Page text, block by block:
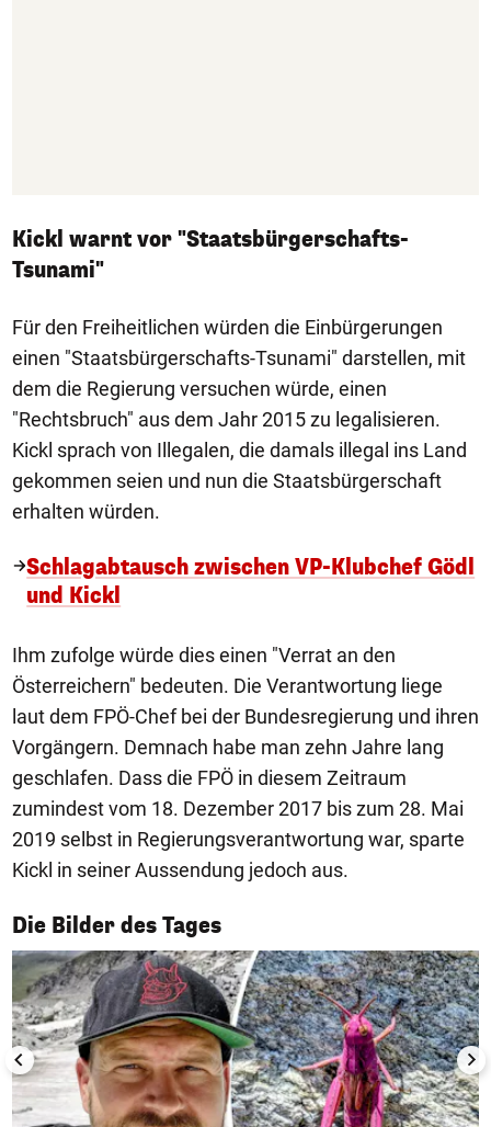
Kickl warnt vor "Staatsbürgerschafts-
Tsunami"
Für den Freiheitlichen würden die Einbürgerungen
einen "Staatsbürgerschafts-Tsunami" darstellen, mit
dem die Regierung versuchen würde, einen
"Rechtsbruch" aus dem Jahr 2015 zu legalisieren.
Kickl sprach von Illegalen, die damals illegal ins Land
gekommen seien und nun die Staatsbürgerschaft
erhalten würden.
Schlagabtausch zwischen VP-Klubchef Gödl
und Kickl
Ihm zufolge würde dies einen "Verrat an den
Österreichern" bedeuten. Die Verantwortung liege
laut dem FPÖ-Chef bei der Bundesregierung und ihren
Vorgängern. Demnach habe man zehn Jahre lang
geschlafen. Dass die FPÖ in diesem Zeitraum
zumindest vom 18. Dezember 2017 bis zum 28. Mai
2019 selbst in Regierungsverantwortung war, sparte
Kickl in seiner Aussendung jedoch aus.
Die Bilder des Tages
1/50